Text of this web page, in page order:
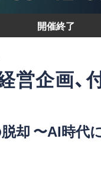
開催終了
営企画、
脱却 〜AI時